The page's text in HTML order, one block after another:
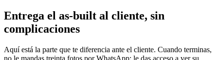
Entrega el as-built al cliente, sin
complicaciones
Aquí está la parte que te diferencia ante el cliente. Cuando terminas,
no le mandas treinta fotos por WhatsApp: le das acceso a ver su